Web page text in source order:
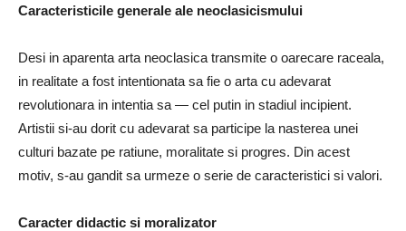
Caracteristicile generale ale neoclasicismului
Desi in aparenta arta neoclasica transmite o oarecare raceala,
in realitate a fost intentionata sa fie o arta cu adevarat
revolutionara in intentia sa — cel putin in stadiul incipient.
Artistii si-au dorit cu adevarat sa participe la nasterea unei
culturi bazate pe ratiune, moralitate si progres. Din acest
motiv, s-au gandit sa urmeze o serie de caracteristici si valori.
Caracter didactic si moralizator